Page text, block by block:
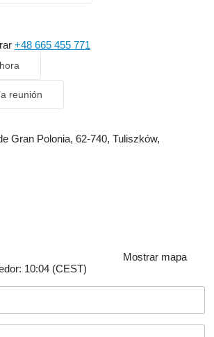
+48 665 455 771
reunión
Gran Polonia, 62-740, Tuliszków,
Mostrar mapa
10:04 (CEST)